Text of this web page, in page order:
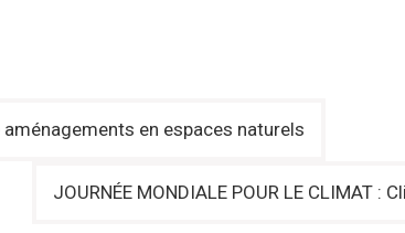
aménagements en espaces naturels
JOURNÉE MONDIALE POUR LE CLIMAT